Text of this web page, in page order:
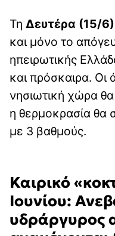
Τη Δευτέρα (15/6)
και μόνο το
ηπειρωτικής
και πρόσκαιρα.
νησιωτική χώρα
η θερμοκρασία θα
με 3 βαθμούς.
Καιρικό
Ιουνίου:
υδράργυρος